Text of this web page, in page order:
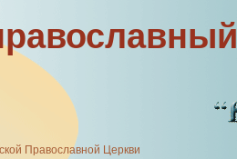
Православной Церкви